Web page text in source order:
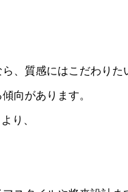
、質感にはこだわりた
向があります。
り、